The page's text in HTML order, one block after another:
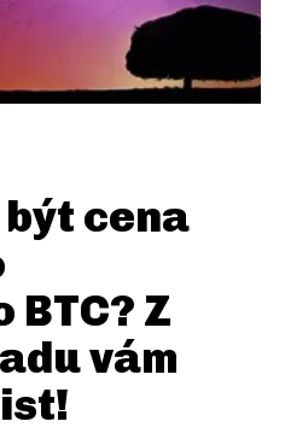
cena
BTC? Z
vám